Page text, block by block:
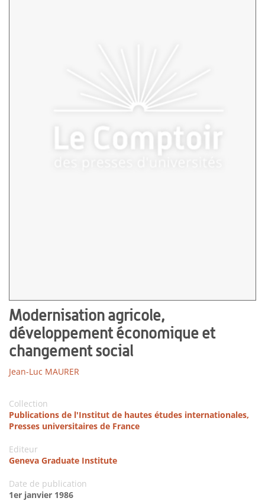
Modernisation agricole,
développement économique et
changement social
Jean-Luc MAURER
Collection
Publications de l'Institut de hautes études internationales,
Presses universitaires de France
Editeur
Geneva Graduate Institute
Date de publication
1er janvier 1986